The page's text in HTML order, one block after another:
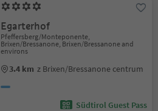
Egarterhof
Pfeffersberg/Monteponente,
Brixen/Bressanone, Brixen/Bressanone and
environs
3.4 km z Brixen/Bressanone centrum
Südtirol Guest Pass